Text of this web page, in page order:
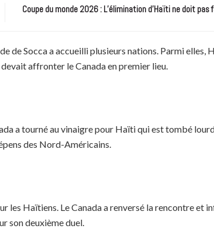
Coupe du monde 2026 : L’élimination d’Haïti ne doit
de Socca a accueilli plusieurs nations. Parmi elles,
affronter le Canada en premier lieu.
a tourné au vinaigre pour Haïti qui est tombé
des Nord-Américains.
les Haïtiens. Le Canada a renversé la rencontre et
son deuxième duel.